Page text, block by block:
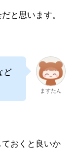
と思います。
ど
ますたん
おくと良いか